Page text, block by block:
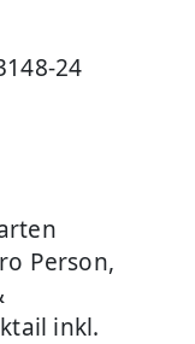
24
Person,
inkl.